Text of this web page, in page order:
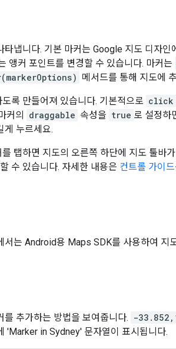
타냅니다. 기본 마커는 Google 지도 디자
앵커 포인트를 변경할 수 있습니다. 마커는
메서드를 통해 지도에
도록 만들어져 있습니다. 기본적으로 click
커의
draggable 속성을 true 로 설정하
게 누르세요.
를 탭하면 지도의 오른쪽 하단에 지도 툴
수 있습니다. 자세한 내용은 컨트롤 가이드
서는 Android용 Maps SDK를 사용하여 지
를 추가하는 방법을 보여줍니다. -
'Marker in Sydney' 문자열이 표시됩니다.